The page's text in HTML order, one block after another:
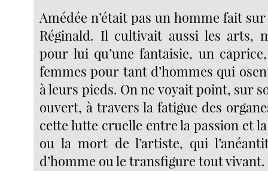
Amédée n’était pas un homme fait
Réginald. Il cultivait aussi les arts,
pour lui qu’une fantaisie, un
femmes pour tant d’hommes qui
à leurs pieds. On ne voyait point, sur
ouvert, à travers la fatigue des
cette lutte cruelle entre la passion et
ou la mort de l’artiste, qui
d’homme ou le transfigure tout vivant.